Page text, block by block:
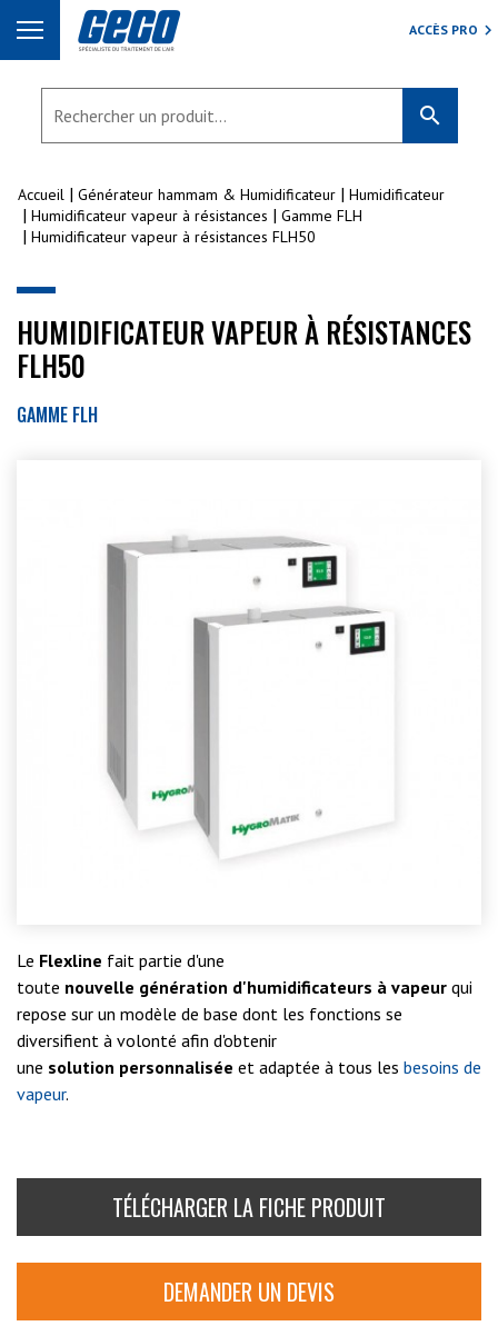
ACCÈS PRO
search
Accueil Générateur hammam & Humidificateur
Humidificateur
Humidificateur vapeur à résistances
Gamme FLH
Humidificateur vapeur à résistances FLH50
HUMIDIFICATEUR VAPEUR À RÉSISTANCES
FLH50
GAMME FLH
Le Flexline fait partie d'une
toute nouvelle génération d'humidificateurs à vapeur qui
repose sur un modèle de base dont les fonctions se
diversifient à volonté afin d'obtenir
une solution personnalisée et adaptée à tous les besoins de
vapeur.
TÉLÉCHARGER LA FICHE PRODUIT
DEMANDER UN DEVIS